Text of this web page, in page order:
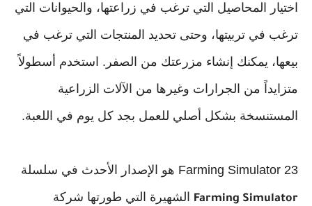
اختيار المحاصيل التي ترغب في زراعتها، والحيوانات التي
ترغب في تربيتها، وحتى تحديد المنتجات التي ترغب في
بيعها، يمكنك إنشاء مزرعتك من الصفر. استخدم أسطولاً
متزايداً من الجرارات وغيرها من الآلات الزراعية
المستنسخة بشكل أصلي للعمل بجد كل يوم في اللعبة.
Farming Simulator 23 هو الإصدار الأحدث في سلسلة
Farming Simulator
الشهيرة التي طورتها شركة